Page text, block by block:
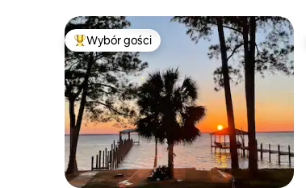
Najpopularniejsze z kategorii Wybór gości
Wybór gości